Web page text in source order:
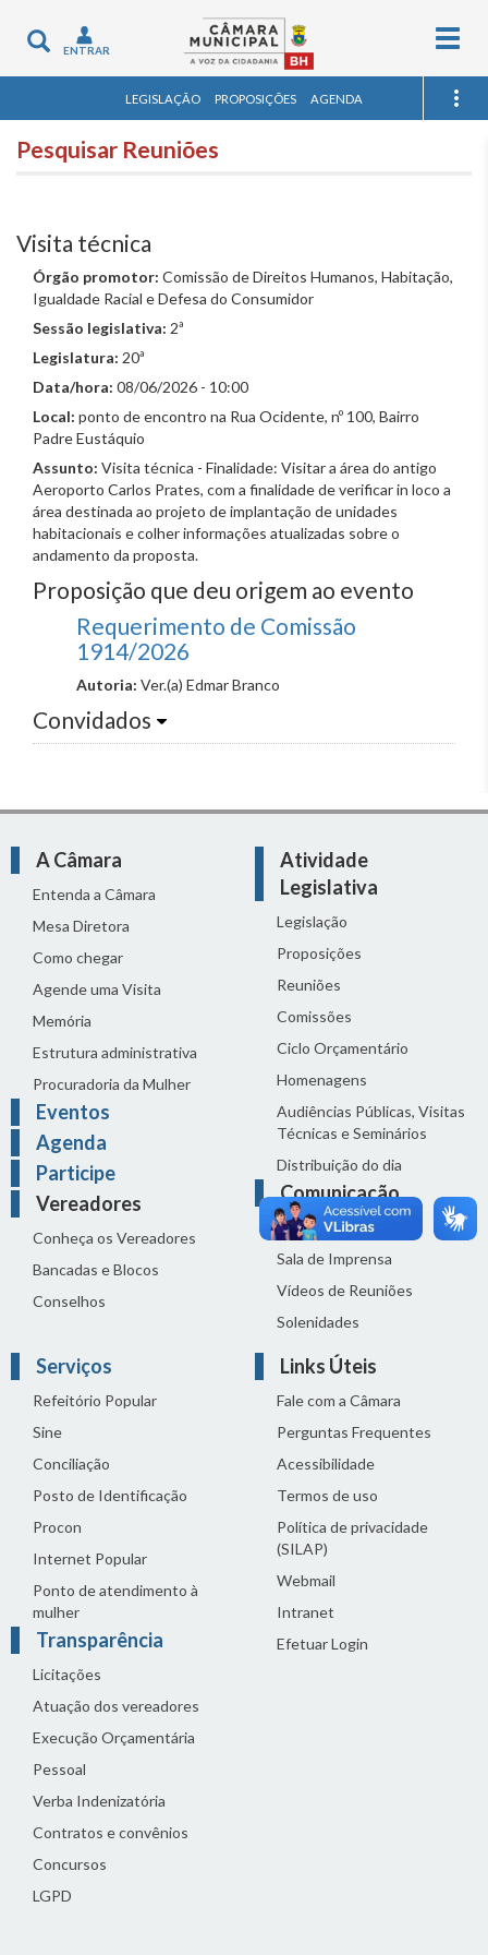
Toggle
navigation
ENTRAR
LEGISLAÇÃO PROPOSIÇÕES AGENDA
Pesquisar Reuniões
Visita técnica
Órgão promotor: Comissão de Direitos Humanos, Habitação,
Igualdade Racial e Defesa do Consumidor
Sessão legislativa: 2ª
Legislatura: 20ª
Data/hora: 08/06/2026 - 10:00
Local: ponto de encontro na Rua Ocidente, nº 100, Bairro
Padre Eustáquio
Assunto: Visita técnica - Finalidade: Visitar a área do antigo
Aeroporto Carlos Prates, com a finalidade de verificar in loco a
área destinada ao projeto de implantação de unidades
habitacionais e colher informações atualizadas sobre o
andamento da proposta.
Proposição que deu origem ao evento
Requerimento de Comissão
1914/2026
Autoria: Ver.(a) Edmar Branco
Convidados
A Câmara
Entenda a Câmara
Mesa Diretora
Como chegar
Agende uma Visita
Memória
Estrutura administrativa
Procuradoria da Mulher
Eventos
Agenda
Participe
Vereadores
Conheça os Vereadores
Bancadas e Blocos
Conselhos
Atividade
Legislativa
Legislação
Proposições
Reuniões
Comissões
Ciclo Orçamentário
Homenagens
Audiências Públicas, Visitas
Técnicas e Seminários
Distribuição do dia
Comunicação
Notícias
Sala de Imprensa
Vídeos de Reuniões
Solenidades
Serviços
Refeitório Popular
Sine
Conciliação
Posto de Identificação
Procon
Internet Popular
Ponto de atendimento à
mulher
Transparência
Licitações
Atuação dos vereadores
Execução Orçamentária
Pessoal
Verba Indenizatória
Contratos e convênios
Concursos
LGPD
Links Úteis
Fale com a Câmara
Perguntas Frequentes
Acessibilidade
Termos de uso
Política de privacidade
(SILAP)
Webmail
Intranet
Efetuar Login